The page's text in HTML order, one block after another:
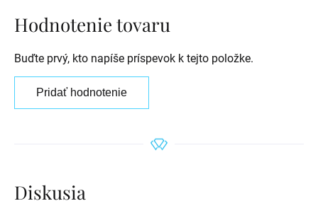
Hodnotenie tovaru
Buďte prvý, kto napíše príspevok k tejto položke.
Pridať hodnotenie
Diskusia